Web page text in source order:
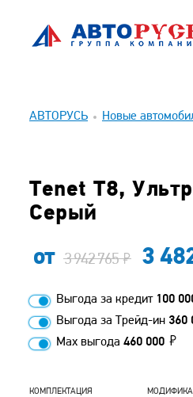
АВТОРУСЬ Новые
Tenet T8,
Серый
от 3 942 765 3
Выгода за кредит 100
Выгода за Трейд-ин 360
Max выгода 460 000
КОМПЛЕКТАЦИЯ